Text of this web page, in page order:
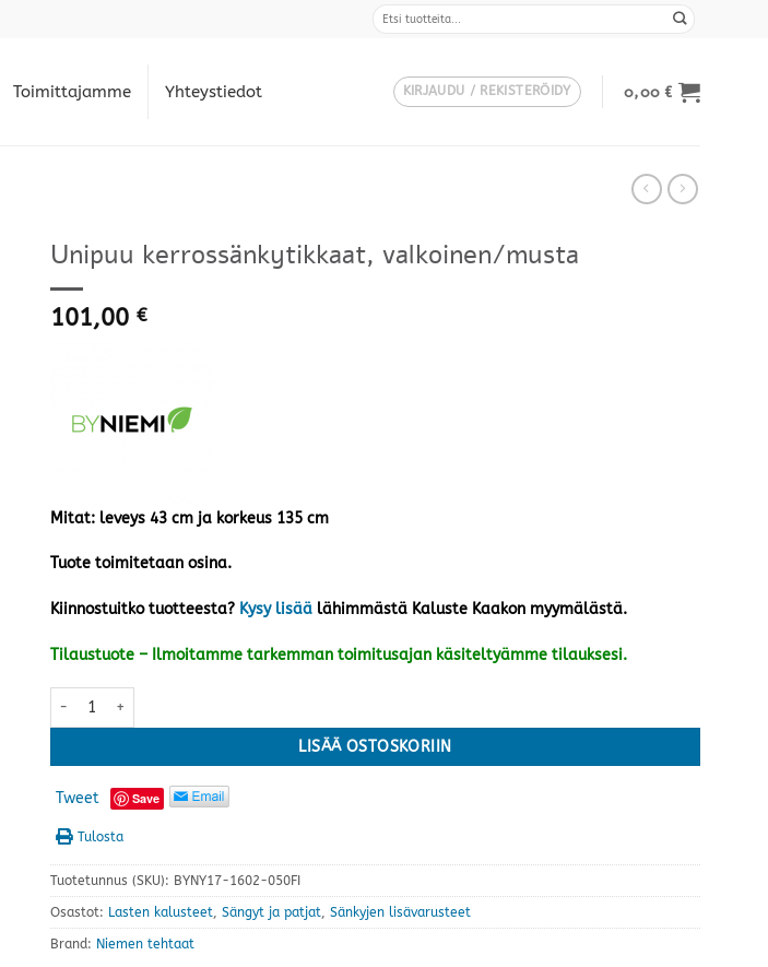
Toimittajamme Yhteystiedot KIRJAUDU / REKISTERÖIDY 0,00€
Unipuu kerrossänkytikkaat, valkoinen/musta
101,00 €
Mitat: leveys 43 cm ja korkeus 135 cm
Tuote toimitetaan osina.
Kiinnostuitko tuotteesta? Kysy lisää lähimmästä Kaluste Kaakon myymälästä.
Tilaustuote – Ilmoitamme tarkemman toimitusajan käsiteltyämme tilauksesi.
Unipuu kerrossänkytikkaat, valkoinen/musta määrä
LISÄÄ OSTOSKORIIN
Tweet Save
Tulosta
Tuotetunnus (SKU): BYNY17-1602-050FI
Osastot: Lasten kalusteet, Sängyt ja patjat, Sänkyjen lisävarusteet
Brand: Niemen tehtaat